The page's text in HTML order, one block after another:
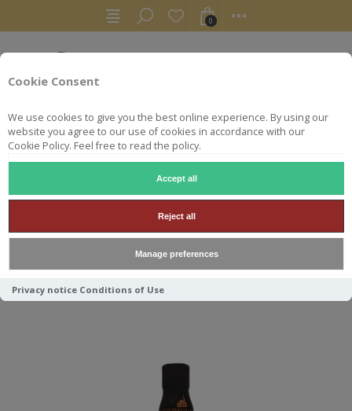
Cookie Consent
We use cookies to give you the best online experience. By using our
website you agree to our use of cookies in accordance with our
Cookie Policy. Feel free to read the policy.
Accept all
Reject all
Manage preferences
Privacy notice Conditions of Use
0
FOURSQUARE 70 CL 61° 14
YO REDOUTABLE